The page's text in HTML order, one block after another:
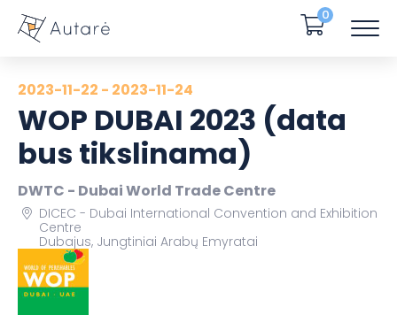
0
2023-11-22 - 2023-11-24
WOP DUBAI 2023 (data
bus tikslinama)
DWTC - Dubai World Trade Centre
DICEC - Dubai International Convention and Exhibition
Centre
Dubajus, Jungtiniai Arabų Emyratai